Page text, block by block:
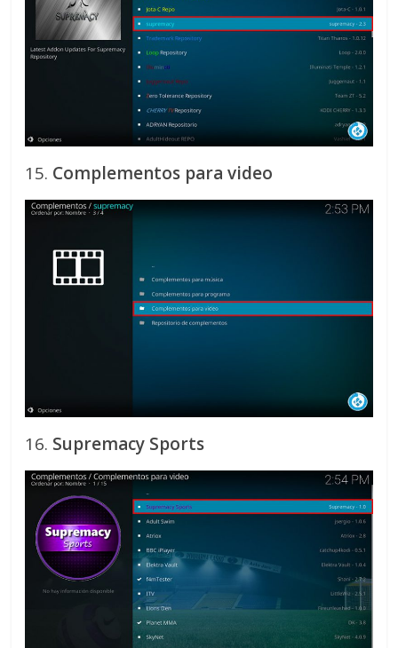
15. Complementos para video
16. Supremacy Sports